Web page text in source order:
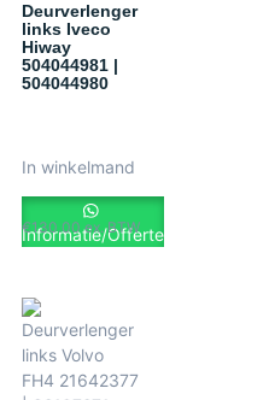
Deurverlenger
links Iveco
Hiway
504044981 |
504044980
€130.00 ex. BTW
In winkelmand
Informatie/Offerte